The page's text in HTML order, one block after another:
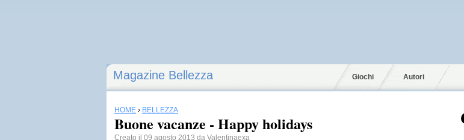
Magazine Bellezza Giochi Autori
HOME › BELLEZZA
Buone vacanze - Happy holidays
Creato il 09 agosto 2013 da Valentinaexa